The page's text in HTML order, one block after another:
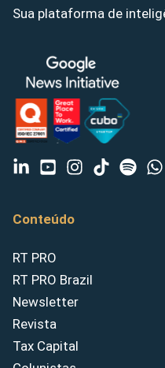
Sua plataforma de
Conteúdo
RT PRO
RT PRO Brazil
Newsletter
Revista
Tax Capital